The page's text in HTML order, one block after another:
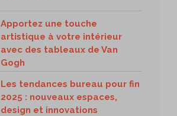
Apportez une touche
artistique à votre intérieur
avec des tableaux de Van
Gogh
Les tendances bureau pour fin
2025 : nouveaux espaces,
design et innovations